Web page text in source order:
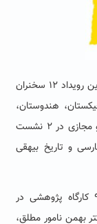
به گفته دبیر این همایش در مدت برگزاری دوروزه این رویداد ۱۲ سخنران
هندوستان،
پاکستان، ازبکستان و ارمنستان به صورت حضوری و مجازی در ۲ نشست
و تاریخ بیهقی
مهیار علوی مقدم گفت: در قالب این همایش ۹ کارگاه پژوهشی در
بهمن نامور مطلق،